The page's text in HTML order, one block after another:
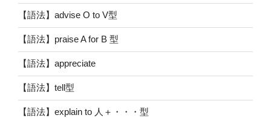
【語法】advise O to V型
【語法】praise A for B 型
【語法】appreciate
【語法】tell型
【語法】explain to 人＋・・・型